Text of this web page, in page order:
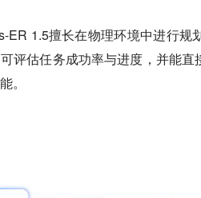
ER 1.5擅长在物理环境中进行
评估任务成功率与进度，并能
。